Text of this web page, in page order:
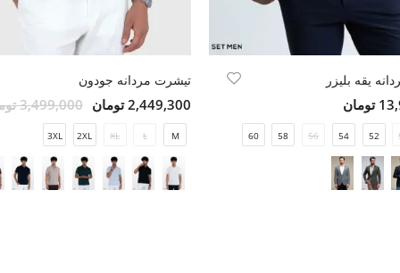
یقه بلیزر
52
54
56
58
60
تیشرت مردانه جودون
2,449,300 تومان 3,499,000 تومان
M
L
XL
2XL
3XL